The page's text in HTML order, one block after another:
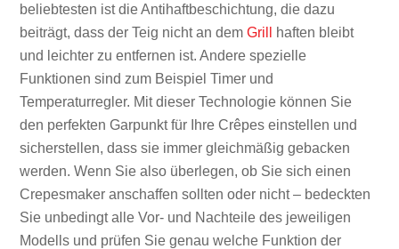
beliebtesten ist die Antihaftbeschichtung, die dazu
beiträgt, dass der Teig nicht an demGrill
haften bleibt
und leichter zu entfernen ist. Andere spezielle
Funktionen sind zum Beispiel Timer und
Temperaturregler. Mit dieser Technologie können Sie
den perfekten Garpunkt für Ihre Crêpes einstellen und
sicherstellen, dass sie immer gleichmäßig gebacken
werden. Wenn Sie also überlegen, ob Sie sich einen
Crepesmaker anschaffen sollten oder nicht – bedeckten
Sie unbedingt alle Vor- und Nachteile des jeweiligen
Modells und prüfen Sie genau welche Funktion der